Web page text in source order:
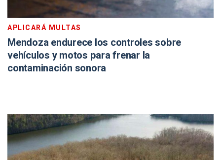
APLICARÁ MULTAS
Mendoza endurece los controles sobre
vehículos y motos para frenar la
contaminación sonora